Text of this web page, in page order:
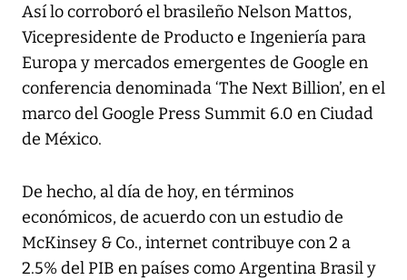
Así lo corroboró el brasileño Nelson Mattos,
Vicepresidente de Producto e Ingeniería para
Europa y mercados emergentes de Google en
conferencia denominada ‘The Next Billion’, en el
marco del Google Press Summit 6.0 en Ciudad
de México.
De hecho, al día de hoy, en términos
económicos, de acuerdo con un estudio de
McKinsey & Co., internet contribuye con 2 a
2.5% del PIB en países como Argentina Brasil y